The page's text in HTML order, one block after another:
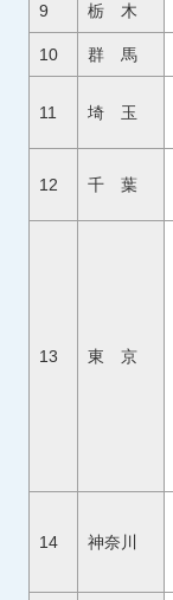
9 栃 木
10 群 馬
11 埼 玉
12 千 葉
13 東 京
14 神奈川